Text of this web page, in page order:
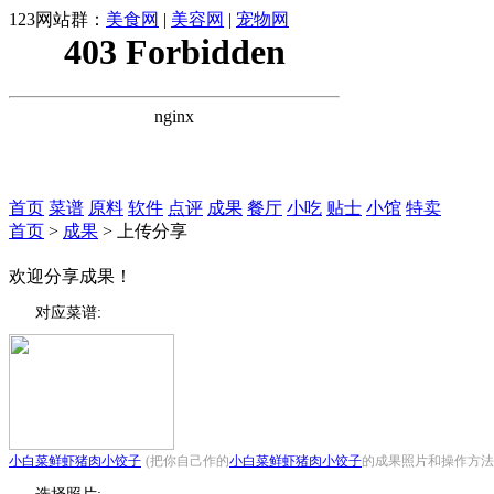
123网站群： 美食网 | 美容网 | 宠物网
首页 菜谱 原料 软件 点评 成果 餐厅 小吃 贴士 小馆 特卖
首页 > 成果 > 上传分享
欢迎分享成果！
对应菜谱:
小白菜鲜虾猪肉小饺子 (把你自己作的小白菜鲜虾猪肉小饺子的成果照片和操作方